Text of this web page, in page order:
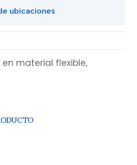
ubicaciones
material flexible,